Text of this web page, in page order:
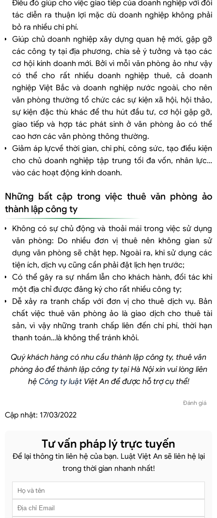
Điều đó giúp cho việc giao tiếp của doanh nghiệp với đối
tác diễn ra thuận lợi mặc dù doanh nghiệp không phải
bỏ ra nhiều chi phí.
Giúp chủ doanh nghiệp xây dựng quan hệ mới, gặp gỡ
các công ty tại địa phương, chia sẻ ý tưởng và tạo các
cơ hội kinh doanh mới. Bởi vì mỗi văn phòng ảo như vậy
có thể cho rất nhiều doanh nghiệp thuê, cả doanh
nghiệp Việt Bắc và doanh nghiệp nước ngoài, cho nên
văn phòng thường tổ chức các sự kiện xã hội, hội thảo,
sự kiện đặc thù khác để thu hút đầu tư, cơ hội gặp gỡ,
giao tiếp và hợp tác phát sinh ở văn phòng ảo có thể
cao hơn các văn phòng thông thường.
Giảm áp lựcvề thời gian, chi phí, công sức, tạo điều kiện
cho chủ doanh nghiệp tập trung tối đa vốn, nhân lực…
vào các hoạt động kinh doanh.
Những bất cập trong việc thuê văn phòng ảo
thành lập công ty
Không có sự chủ động và thoải mái trong việc sử dụng
văn phòng: Do nhiều đơn vị thuê nên không gian sử
dụng văn phòng sẽ chật hẹp. Ngoài ra, khi sử dụng các
tiện ích, dịch vụ cũng cần phải đặt lịch hẹn trước;
Có thể gây ra sự nhầm lẫn cho khách hành, đối tác khi
một địa chỉ được đăng ký cho rất nhiều công ty;
Dễ xảy ra tranh chấp với đơn vị cho thuê dịch vụ. Bản
chất việc thuê văn phòng ảo là giao dịch cho thuê tài
sản, vì vậy những tranh chấp liên đến chí phí, thời hạn
thanh toán…là không thể tránh khỏi.
Quý khách hàng có nhu cầu thành lập công ty, thuê văn
phòng ảo để thành lập công ty tại Hà Nội xin vui lòng liên
hệ Công ty luậtViệt An để được hỗ trợ cụ thể!
Đánh giá
Cập nhật: 17/03/2022
Tư vấn pháp lý trực tuyến
Để lại thông tin liên hệ của bạn. Luật Việt An sẽ liên hệ lại
trong thời gian nhanh nhất!